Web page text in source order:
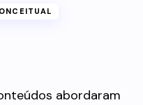
abordaram